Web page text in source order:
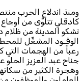
ومنذ اندلاع الحرب
كادقلي تتلوَّى من
تشكو المدينة من ظلام
الوقـود المشغِّل
رعباً من الهجمات التي
جناح عبد العزيز
وهجرة الكثير من